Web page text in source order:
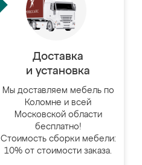
Доставка
и установка
Мы доставляем мебель по
Коломне и всей
Московской области
бесплатно!
Стоимость сборки мебели:
10% от стоимости заказа.